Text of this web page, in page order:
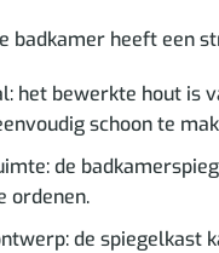
badkamer heeft een
het bewerkte hout is
schoon te
de
ordenen.
de spiegelkast